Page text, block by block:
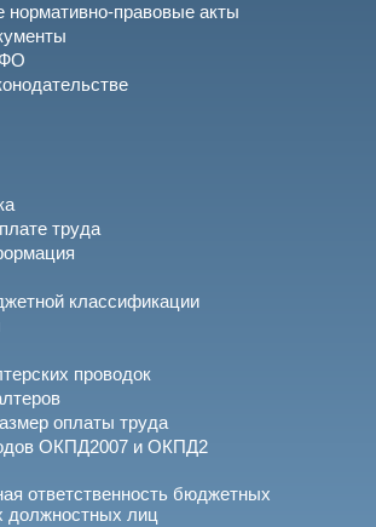
правовые акты
труда
классификации
проводок
оплаты труда
ОКПД2007 и ОКПД2
ответственность бюджетных
должностных лиц